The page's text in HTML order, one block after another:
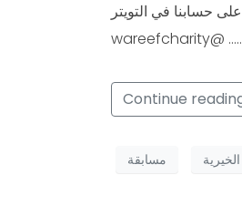
حسابنا في التويتر
wareefcharity@
Continue
مسابقة